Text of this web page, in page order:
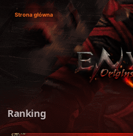
Strona główna
Ranking